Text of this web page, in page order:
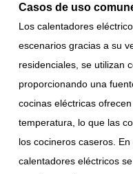
Casos de uso
Los calentadores
escenarios gracias a su
residenciales, se utilizan
proporcionando una
cocinas eléctricas
temperatura, lo que las
los cocineros caseros.
calentadores eléctricos